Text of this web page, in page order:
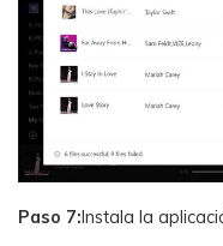
Paso 7: Instala la